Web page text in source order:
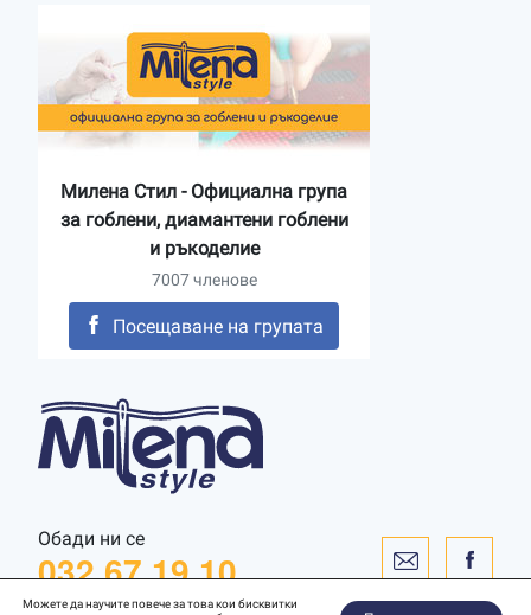
Обади ни се
032 67 19 10
Милена Стил - Официална група
за гоблени, диамантени гоблени
и ръкоделие
7007 членове
Посещаване на групата
Можете да научите повече за това кои бисквитки